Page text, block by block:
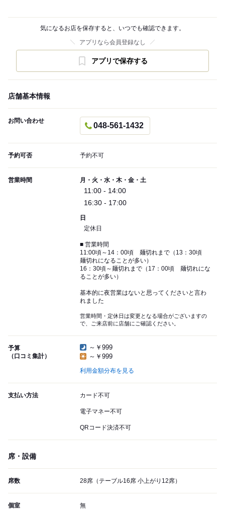
気になるお店を保存すると、いつでも確認できます。
アプリなら会員登録なし
アプリで保存する
店舗基本情報
お問い合わせ
048-561-1432
予約可否 予約不可
営業時間 月・火・水・木・金・土
11:00 - 14:00
16:30 - 17:00
日
定休日
■ 営業時間
11:00頃～14：00頃 麺切れまで（13：30頃
麺切れになることが多い）
16：30頃～麺切れまで（17：00頃 麺切れにな
ることが多い）
基本的に夜営業はないと思ってくださいと言わ
れました
営業時間・定休日は変更となる場合がございますの
で、ご来店前に店舗にご確認ください。
予算
（口コミ集計）
～￥999
～￥999
利用金額分布を見る
支払い方法 カード不可
電子マネー不可
QRコード決済不可
席・設備
席数 28席（テーブル16席 小上がり12席）
個室 無